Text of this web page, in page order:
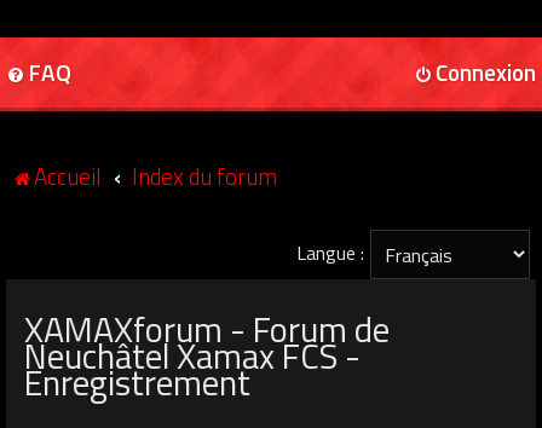
FAQ Connexion
Accueil Index du forum
Langue :
XAMAXforum - Forum de
Neuchâtel Xamax FCS -
Enregistrement